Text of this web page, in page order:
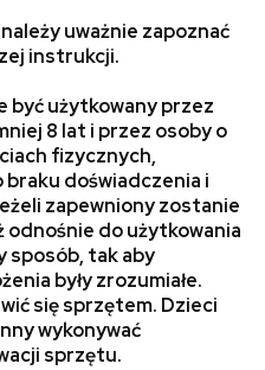
uważnie zapoznać
instrukcji.
być użytkowany przez
8 lat i przez osoby o
fizycznych,
braku doświadczenia i
zapewniony zostanie
do użytkowania
sposób, tak aby
były zrozumiałe.
się sprzętem. Dzieci
wykonywać
sprzętu.